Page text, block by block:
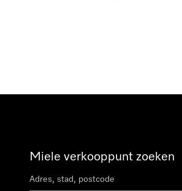
Miele verkooppunt zoeken